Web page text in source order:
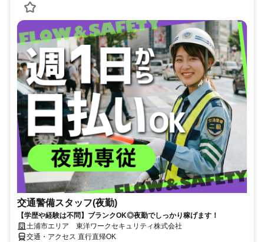
交通警備スタッフ(夜勤)
【学歴や経験は不問】ブランクOK◎夜勤でしっかり稼げます！
土浦市エリア 東洋ワークセキュリティ株式会社
交通・アクセス 直行直帰OK